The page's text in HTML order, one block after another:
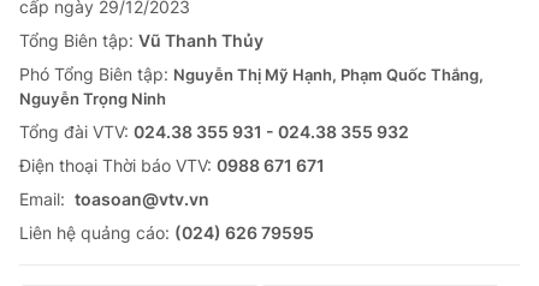
Học trực tuyến
Hitech Công nghệ tương lai
Sản phẩm
Thị trường
Tư vấn
Giao lưu trực tuyến
Lịch phát sóng
Chuyên mục khác
cấp ngày 29/12/2023
Tổng Biên tập: Vũ Thanh Thủy
Phó Tổng Biên tập: Nguyễn Thị Mỹ Hạnh, Phạm Quốc Thắng,
Nguyễn Trọng Ninh
Tổng đài VTV: 024.38 355 931 - 024.38 355 932
Ðiện thoại Thời báo VTV: 0988 671 671
Email: toasoan@vtv.vn
Liên hệ quảng cáo: (024) 626 79595